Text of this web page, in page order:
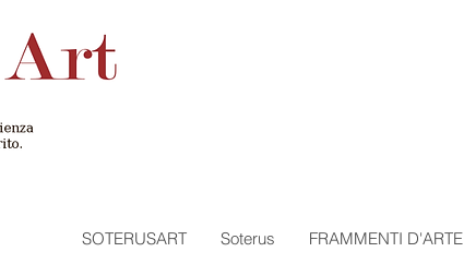
SOTERUSART Soterus FRAMMENTI D'ARTE